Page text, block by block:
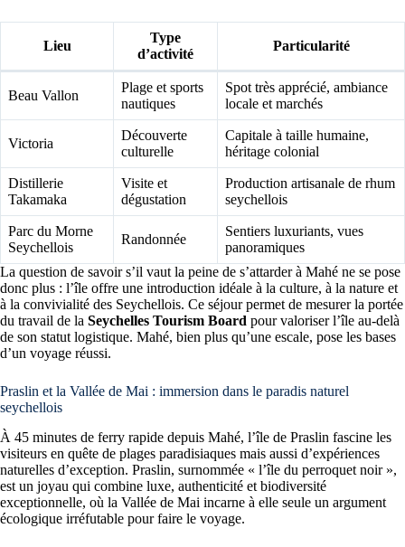
Lieu
Type
d’activité
Particularité
Beau Vallon
Plage et sports
nautiques
Spot très apprécié, ambiance
locale et marchés
Victoria
Découverte
culturelle
Capitale à taille humaine,
héritage colonial
Distillerie
Takamaka
Visite et
dégustation
Production artisanale de rhum
seychellois
Parc du Morne
Seychellois
Randonnée
Sentiers luxuriants, vues
panoramiques
La question de savoir s’il vaut la peine de s’attarder à Mahé ne se pose
donc plus : l’île offre une introduction idéale à la culture, à la nature et
à la convivialité des Seychellois. Ce séjour permet de mesurer la portée
du travail de la Seychelles Tourism Board pour valoriser l’île au-delà
de son statut logistique. Mahé, bien plus qu’une escale, pose les bases
d’un voyage réussi.
Praslin et la Vallée de Mai : immersion dans le paradis naturel
seychellois
À 45 minutes de ferry rapide depuis Mahé, l’île de Praslin fascine les
visiteurs en quête de plages paradisiaques mais aussi d’expériences
naturelles d’exception. Praslin, surnommée « l’île du perroquet noir »,
est un joyau qui combine luxe, authenticité et biodiversité
exceptionnelle, où la Vallée de Mai incarne à elle seule un argument
écologique irréfutable pour faire le voyage.